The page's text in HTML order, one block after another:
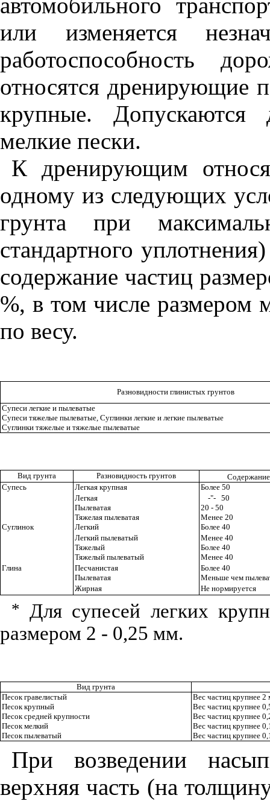
или изменяется
работоспособность
относятся дренирующие
крупные. Допускаются
мелкие пески.
К дренирующим
одному из следующих
грунта при
стандартного уплот
содержание частиц
%, в том числе
по весу.
Разновидностиглинистых грунтов
Супеси легкие и пылеватые
Супеси тяжелые пылеватые, Суглинки легкие и легкие пылеватые
Суглинки тяжелые и тяжелые пылеватые
Вид грунта Разновидность грунтов Содержани
Супесь
Легкая крупная
Более 50
Легкая
-"- 50
Пылеватая 20 - 50
Тяжелая пылеватая
Менее 20
Суглинок
Легкий
Более 40
Легкий пылеватый
Менее 40
Тяжелый
Более 40
Тяжелый пылеватый Менее 40
Глина
Песчанистая
Более 40
Пылеватая Меньше чем пылева
Жирная
Не нормируется
*
Для супесей легких
размером 2 - 0,25 мм.
Вид грунта
Песок гравелистый
Вес частиц крупнее 2
Песок крупный
Вес частиц крупнее
Песок средней крупности
Вес частиц крупнее
Песок мелкий
Вес частиц крупнее
Песок пылеватый
Вес частиц крупнее
При возведении насып
верхняя часть (на